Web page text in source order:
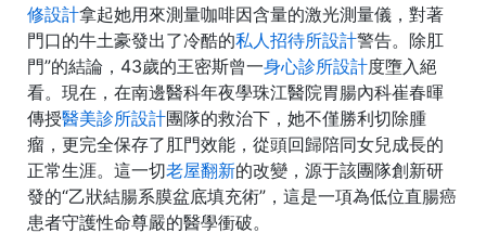
修設計拿起她用來測量咖啡因含量的激光測量儀，對著
門口的牛土豪發出了冷酷的私人招待所設計警告。除肛
門”的結論，43歲的王密斯曾一身心診所設計度墮入絕
看。現在，在南邊醫科年夜學珠江醫院胃腸內科崔春暉
傳授醫美診所設計團隊的救治下，她不僅勝利切除腫
瘤，更完全保存了肛門效能，從頭回歸陪同女兒成長的
正常生涯。這一切老屋翻新的改變，源于該團隊創新研
發的“乙狀結腸系膜盆底填充術”，這是一項為低位直腸癌
患者守護性命尊嚴的醫學衝破。